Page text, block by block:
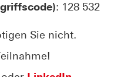
: 128 532
Sie nicht.